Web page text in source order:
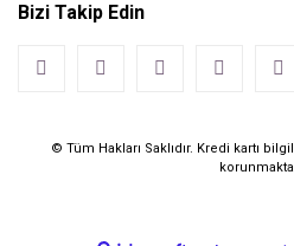
Bizi Takip Edin
© Tüm Hakları Saklıdır. Kredi kartı